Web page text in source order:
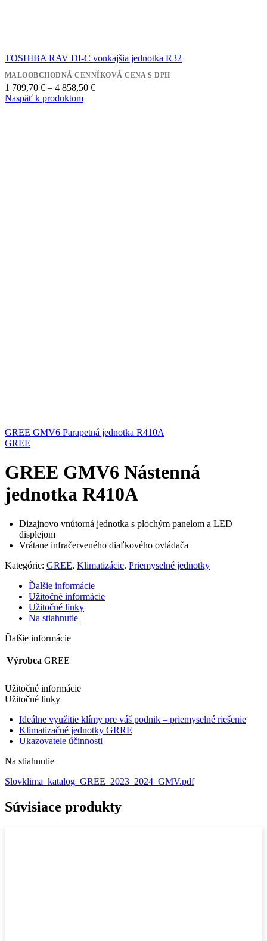
TOSHIBA RAV DI-C vonkajšia jednotka R32
MALOOBCHODNÁ CENNÍKOVÁ CENA S DPH
1 709,70 € – 4 858,50 €Price
Naspäť k produktom
GREE GMV6 Parapetná jednotka R410A
GREE
GREE GMV6 Nástenná
jednotka R410A
Dizajnovo vnútorná jednotka s plochým panelom a LED
displejom
Vrátane infračerveného diaľkového ovládača
Kategórie: GREE, Klimatizácie, Priemyselné jednotky
Ďalšie informácie
Užitočné informácie
Užitočné linky
Na stiahnutie
Ďalšie informácie
Výrobca GREE
Užitočné informácie
Užitočné linky
Ideálne využitie klímy pre váš podnik – priemyselné riešenie
Klimatizačné jednotky GRRE
Ukazovatele účinnosti
Na stiahnutie
Slovklima_katalog_GREE_2023_2024_GMV.pdf
Súvisiace produkty